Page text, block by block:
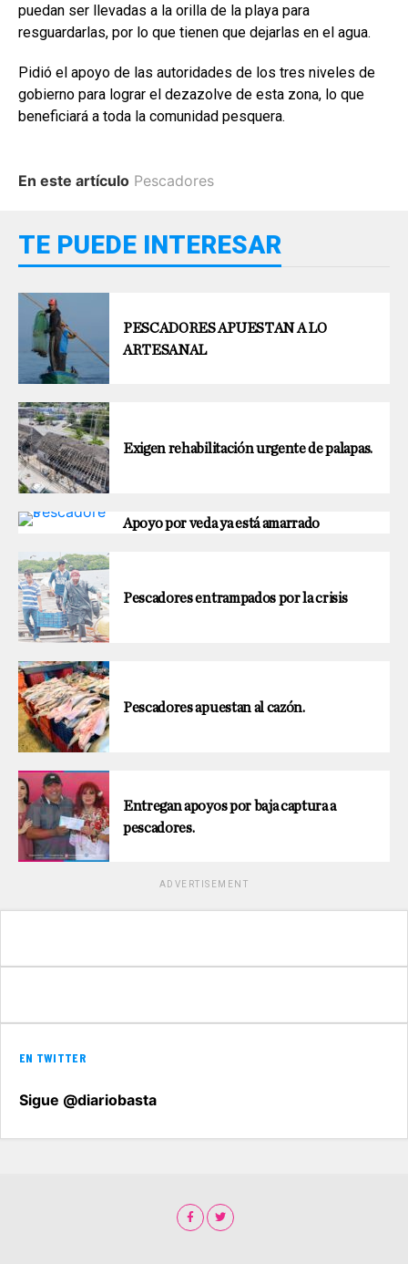
puedan ser llevadas a la orilla de la playa para
resguardarlas, por lo que tienen que dejarlas en el agua.
Pidió el apoyo de las autoridades de los tres niveles de
gobierno para lograr el dezazolve de esta zona, lo que
beneficiará a toda la comunidad pesquera.
En este artículo Pescadores
TE PUEDE INTERESAR
PESCADORES APUESTAN A LO
ARTESANAL
Exigen rehabilitación urgente de palapas.
Apoyo por veda ya está amarrado
Pescadores entrampados por la crisis
Pescadores apuestan al cazón.
Entregan apoyos por baja captura a
pescadores.
ADVERTISEMENT
EN TWITTER
Sigue @diariobasta